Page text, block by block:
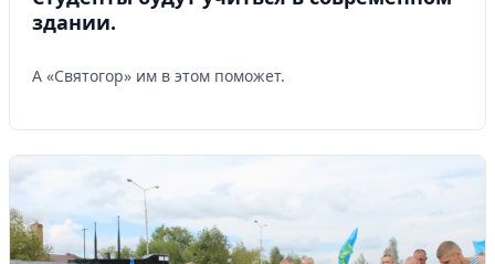
здании.
А «Святогор» им в этом поможет.